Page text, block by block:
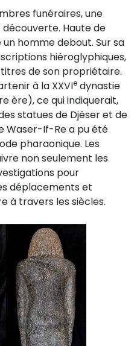
funéraires, une
Haute de
homme debout. Sur sa
hiéroglyphiques,
de son propriétaire.
à la XXVIe dynastie
ère), ce qui indiquerait,
statues de Djéser et de
Waser-If-Re a pu été
pharaonique. Les
non seulement les
pour
déplacements et
à travers les siècles.